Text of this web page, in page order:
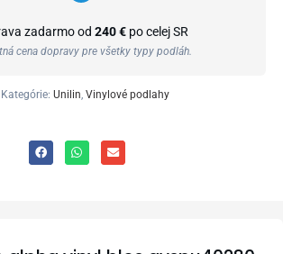
zadarmo od 240 € po celej SR
cena dopravy pre všetky typy podláh.
Kategórie: Unilin, Vinylové podlahy